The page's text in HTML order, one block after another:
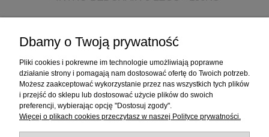
do koszyka
Informacje
Sklep internetowy
Dbamy o Twoją prywatność
Pliki cookies i pokrewne im technologie umożliwiają poprawne
działanie strony i pomagają nam dostosować ofertę do Twoich potrzeb.
Możesz zaakceptować wykorzystanie przez nas wszystkich tych plików
i przejść do sklepu lub dostosować użycie plików do swoich
preferencji, wybierając opcję "Dostosuj zgody".
Więcej o plikach cookies przeczytasz w naszej Polityce prywatności.